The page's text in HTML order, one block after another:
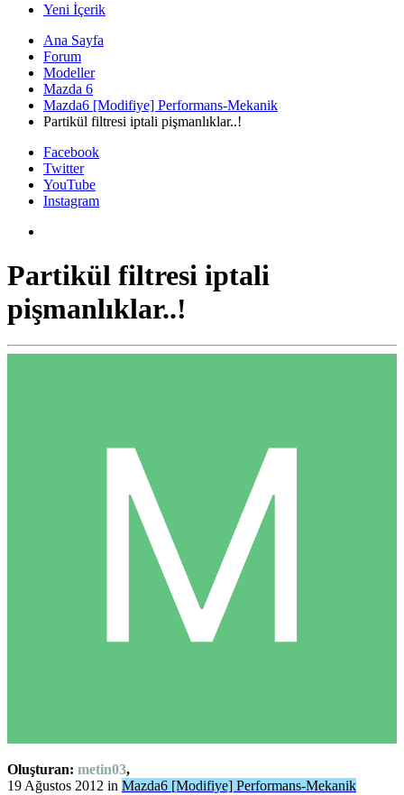
Yeni İçerik
Ana Sayfa
Forum
Modeller
Mazda 6
Mazda6 [Modifiye] Performans-Mekanik
Partikül filtresi iptali pişmanlıklar..!
Facebook
Twitter
YouTube
Instagram
Partikül filtresi iptali
pişmanlıklar..!
Oluşturan: metin03,
19 Ağustos 2012 in Mazda6 [Modifiye] Performans-Mekanik